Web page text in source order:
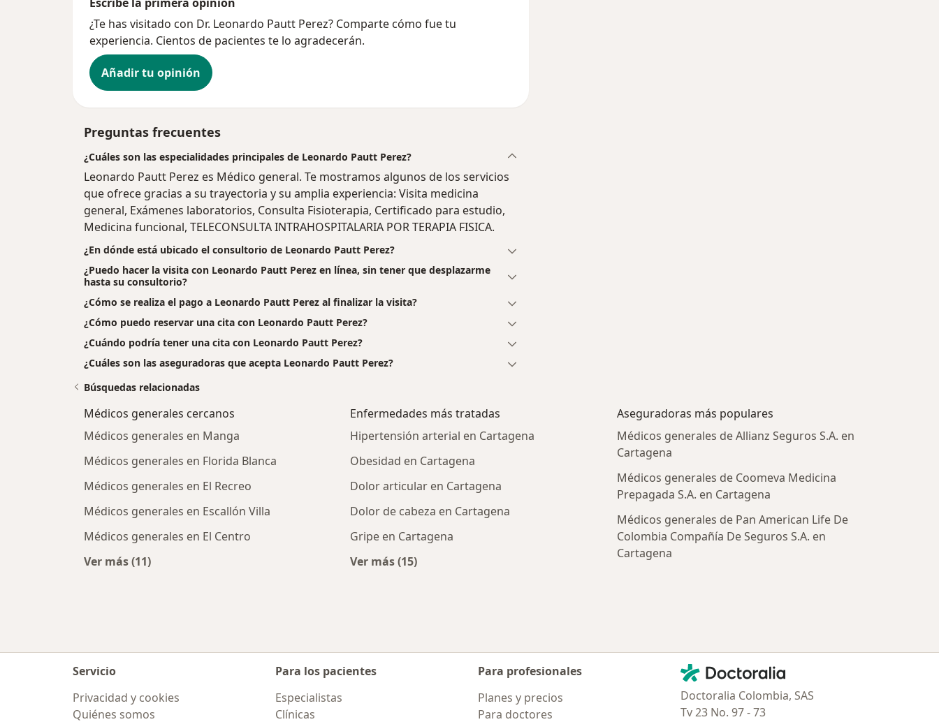
Escribe la primera opinión
¿Te has visitado con Dr. Leonardo Pautt Perez? Comparte cómo fue tu
experiencia. Cientos de pacientes te lo agradecerán.
Añadir tu opinión
Preguntas frecuentes
¿Cuáles son las especialidades principales de Leonardo Pautt Perez?
Leonardo Pautt Perez es Médico general. Te mostramos algunos de los servicios
que ofrece gracias a su trayectoria y su amplia experiencia: Visita medicina
general, Exámenes laboratorios, Consulta Fisioterapia, Certificado para estudio,
Medicina funcional, TELECONSULTA INTRAHOSPITALARIA POR TERAPIA FISICA.
¿En dónde está ubicado el consultorio de Leonardo Pautt Perez?
¿Puedo hacer la visita con Leonardo Pautt Perez en línea, sin tener que desplazarme
hasta su consultorio?
¿Cómo se realiza el pago a Leonardo Pautt Perez al finalizar la visita?
¿Cómo puedo reservar una cita con Leonardo Pautt Perez?
¿Cuándo podría tener una cita con Leonardo Pautt Perez?
¿Cuáles son las aseguradoras que acepta Leonardo Pautt Perez?
Búsquedas relacionadas
Médicos generales cercanos
Médicos generales en Manga
Médicos generales en Florida Blanca
Médicos generales en El Recreo
Médicos generales en Escallón Villa
Médicos generales en El Centro
Ver más (11)
Enfermedades más tratadas
Hipertensión arterial en Cartagena
Obesidad en Cartagena
Dolor articular en Cartagena
Dolor de cabeza en Cartagena
Gripe en Cartagena
Ver más (15)
Aseguradoras más populares
Médicos generales de Allianz Seguros S.A. en
Cartagena
Médicos generales de Coomeva Medicina
Prepagada S.A. en Cartagena
Médicos generales de Pan American Life De
Colombia Compañía De Seguros S.A. en
Cartagena
Servicio
Privacidad y cookies
Quiénes somos
Para los pacientes
Especialistas
Clínicas
Para profesionales
Planes y precios
Para doctores
Contacto
Doctoralia - Página de inicio
Doctoralia Colombia, SAS
Tv 23 No. 97 - 73